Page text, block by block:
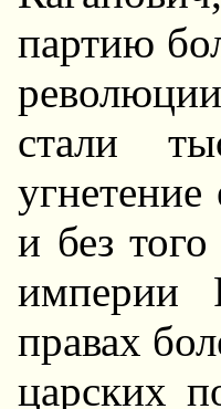
партию
стали
и без
империи
правах
царских